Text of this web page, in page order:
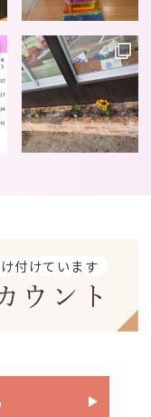
付けています
ウント